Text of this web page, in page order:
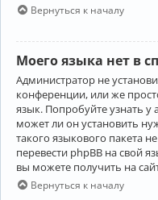
Вернуться к началу
Моего языка нет в
Администратор не
конференции, или же
язык. Попробуйте узнать
может ли он установить
такого языкового пакета
перевести phpBB на свой
вы можете получить на
Вернуться к началу